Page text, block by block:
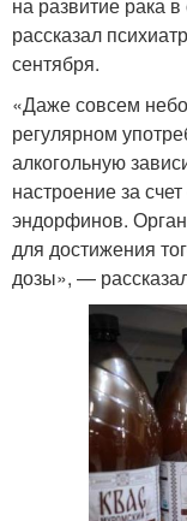
рассказал
сентября.
«Даже совсем
регулярном
алкогольную
настроение за
эндорфинов.
для достижения
дозы», —